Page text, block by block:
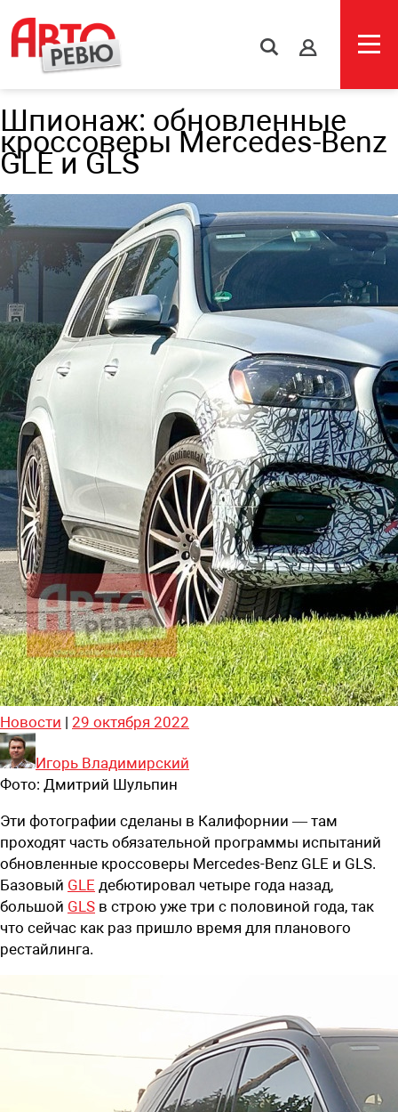
s
Шпионаж: обновленные
кроссоверы Mercedes-Benz
GLE и GLS
Новости | 29 октября 2022
Игорь Владимирский
Фото: Дмитрий Шульпин
Эти фотографии сделаны в Калифорнии — там
проходят часть обязательной программы испытаний
обновленные кроссоверы Mercedes-Benz GLE и GLS.
Базовый GLE дебютировал четыре года назад,
большой GLS в строю уже три с половиной года, так
что сейчас как раз пришло время для планового
рестайлинга.